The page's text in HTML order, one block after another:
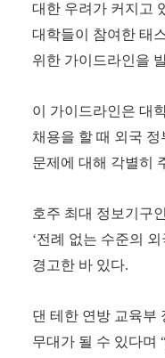
대한 우려가 커지고
대학들이 참여한 태
위한 가이드라인을
이 가이드라인은 대
채용을 할 때 외국 정
문제에 대해 각별히
호주 최대 정보기구
‘전례 없는 수준의
경고한 바 있다.
댄 테한 연방 교육부
무대가 될 수 있다며